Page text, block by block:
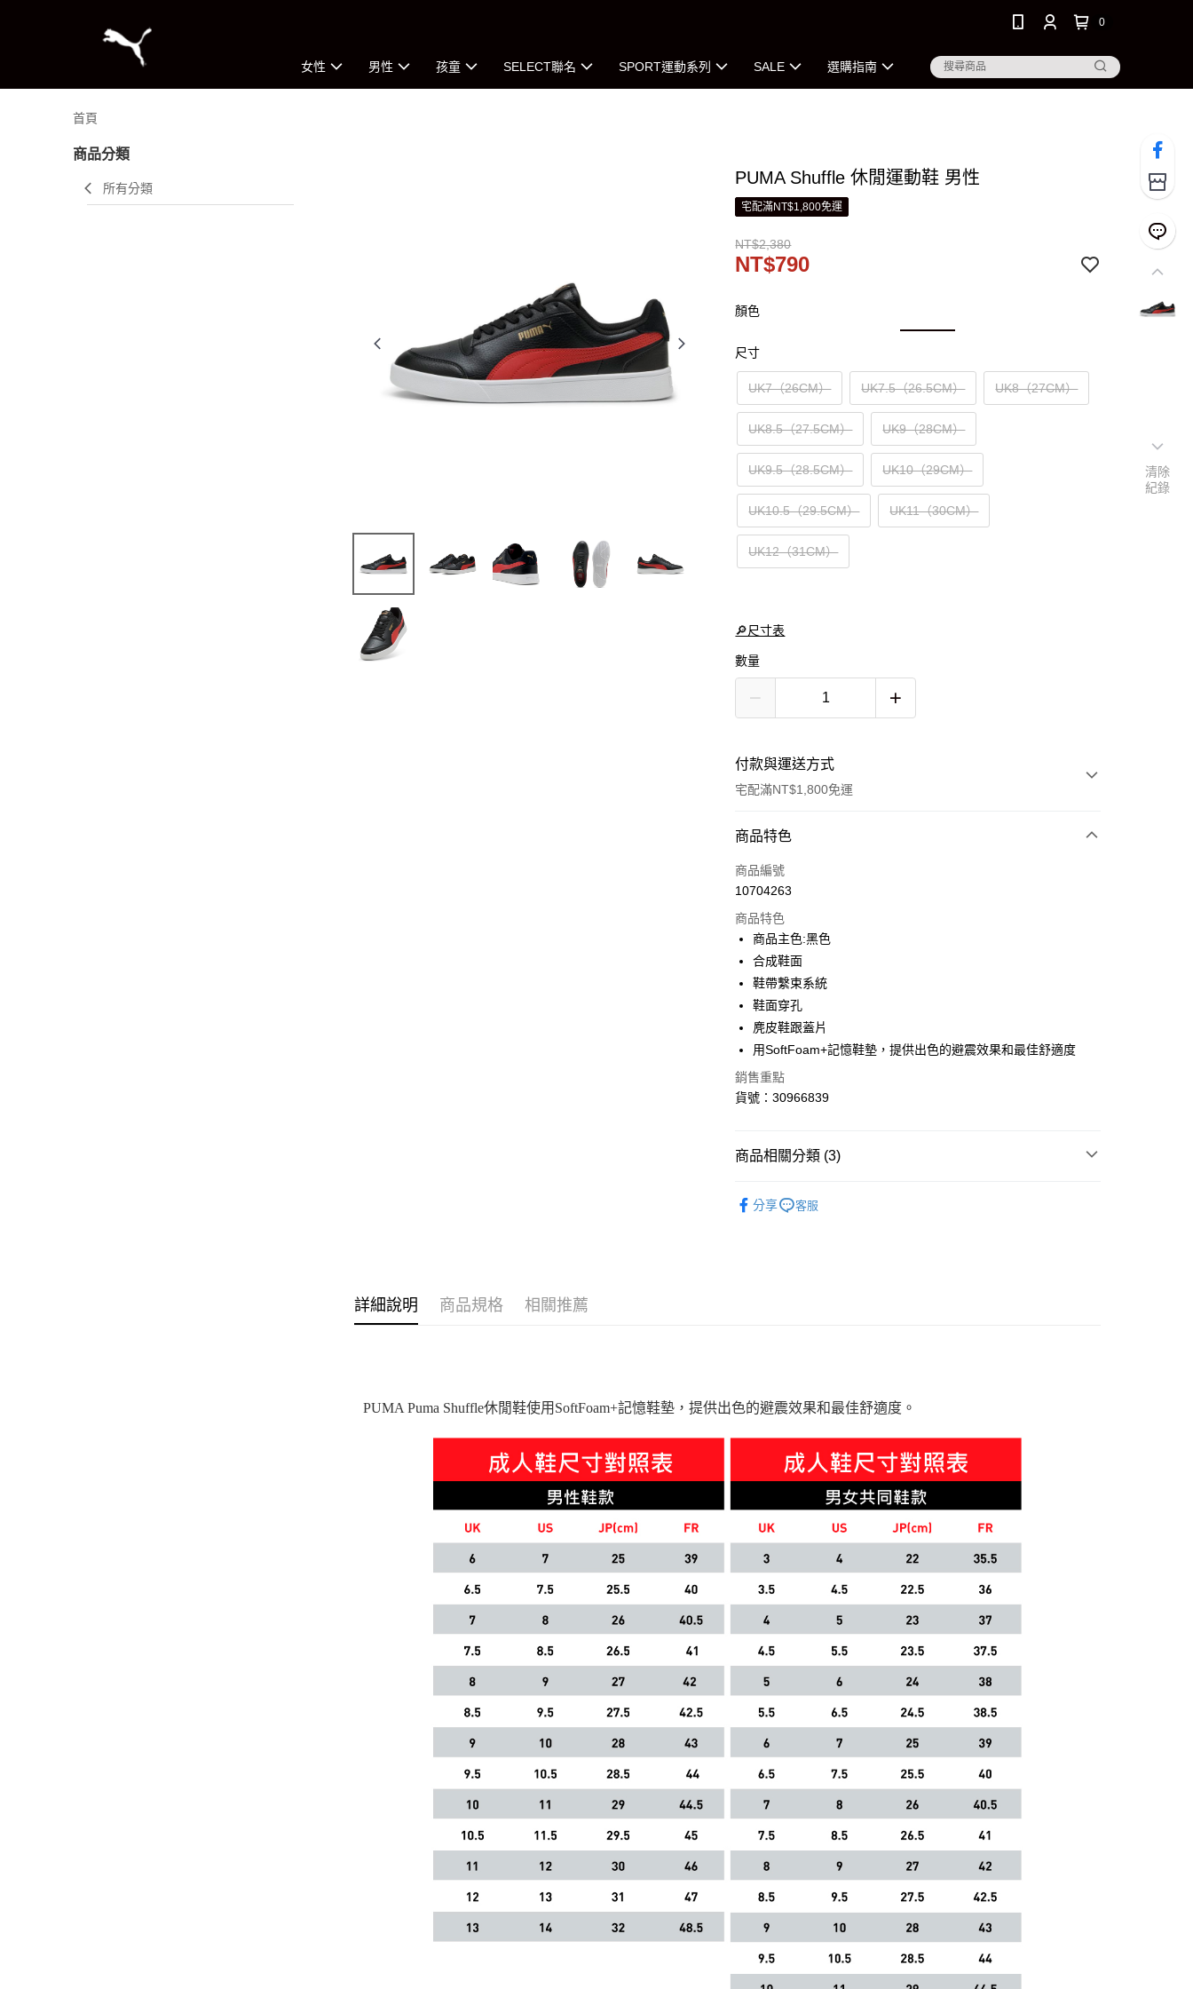
0
女性 男性 孩童 SELECT聯名 SPORT運動系列 SALE 選購指南
首頁
商品分類
所有分類
PUMA Shuffle 休閒運動鞋 男性
宅配滿NT$1,800免運
NT$2,380
NT$790
顏色
尺寸
UK7（26CM） UK7.5（26.5CM） UK8（27CM）
UK8.5（27.5CM） UK9（28CM）
UK9.5（28.5CM） UK10（29CM）
UK10.5（29.5CM） UK11（30CM）
UK12（31CM）
🔎尺寸表
數量
付款與運送方式
宅配滿NT$1,800免運
付款方式
信用卡一次付款
Apple Pay
街口支付
悠遊付
Google Pay
運送方式
每筆NT$150，滿NT$1,800(含以上)免運費
商品特色
商品編號
10704263
商品特色
商品主色:黑色
合成鞋面
鞋帶繫束系統
鞋面穿孔
麂皮鞋跟蓋片
用SoftFoam+記憶鞋墊，提供出色的避震效果和最佳舒適度
銷售重點
貨號：30966839
商品相關分類 (3)
分享 客服
詳細說明 商品規格 相關推薦
PUMA Puma Shuffle休閒鞋使用SoftFoam+記憶鞋墊，提供出色的避震效果和最佳舒適度。
清除
紀錄